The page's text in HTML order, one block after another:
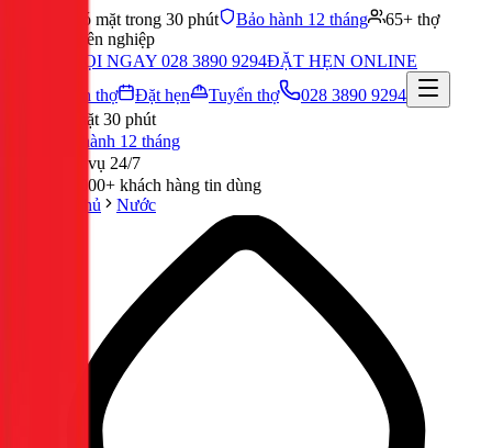
Có mặt trong 30 phút Bảo hành 12 tháng
65+ thợ
chuyên nghiệp
GỌI NGAY 028 3890 9294ĐẶT HẸN ONLINE
Tuyển thợ
Đặt hẹn Tuyển thợ
028 3890 9294
Có mặt 30 phút
Bảo hành 12 tháng
Phục vụ 24/7
300,000+ khách hàng tin dùng
Trang chủ
Nước